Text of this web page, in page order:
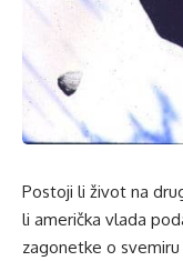
Postoji li život na
li američka vlada
zagonetke o